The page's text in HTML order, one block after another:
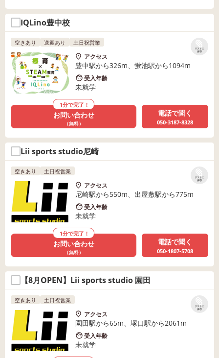
IQLino豊中校
リストに
保存
空きあり 送迎あり 土日祝営業
アクセス
豊中駅から326m、蛍池駅から1094m
受入年齢
未就学
1分で完了！
お問い合わせ
（無料）
電話で聞く
050-3187-8328
Lii sports studio尼崎
リストに
保存
空きあり 土日祝営業
アクセス
尼崎駅から550m、出屋敷駅から775m
受入年齢
未就学
1分で完了！
お問い合わせ
（無料）
電話で聞く
050-1807-5708
【8月OPEN】Lii sports studio 園田
リストに
保存
空きあり 土日祝営業
アクセス
園田駅から65m、塚口駅から2061m
受入年齢
未就学